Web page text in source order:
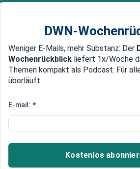
Newsticker MEIN DWN:
Edelmetalle DWN-Magazin
Kimmich, Brandt, Weigl
Fußball: Löw beruft
Debütanten in den
Mit 27 Spielern startet
DWN-
Weniger E-Mails, mehr Substanz: Der
Wochenrückblick liefert 1x/Woche
Themen kompakt als Podcast. Für
überläuft.
E-mail: *
Kostenlos